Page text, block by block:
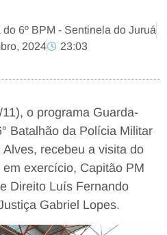
6º BPM - Sentinela do Juruá
2024
23:03
o programa Guarda-
Batalhão da Polícia Militar
recebeu a visita do
exercício, Capitão PM
Direito Luís Fernando
Gabriel Lopes.